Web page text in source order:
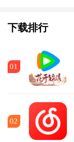
下载排行
01
02